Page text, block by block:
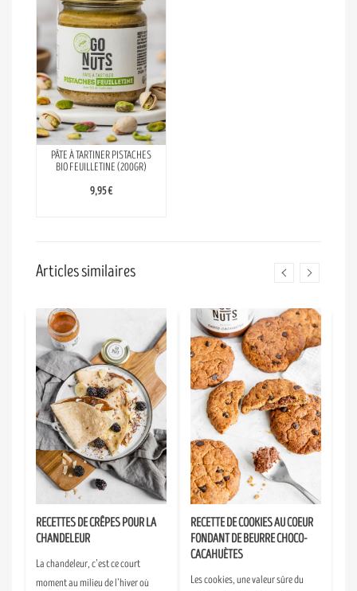
PÂTE À TARTINER PISTACHES
BIO FEUILLETINE (200GR)
9,95 €
Articles similaires
RECETTES DE CRÊPES POUR LA
CHANDELEUR
La chandeleur, c’est ce court
moment au milieu de l’hiver où
RECETTE DE COOKIES AU COEUR
FONDANT DE BEURRE CHOCO-
CACAHUÈTES
Les cookies, une valeur sûre du